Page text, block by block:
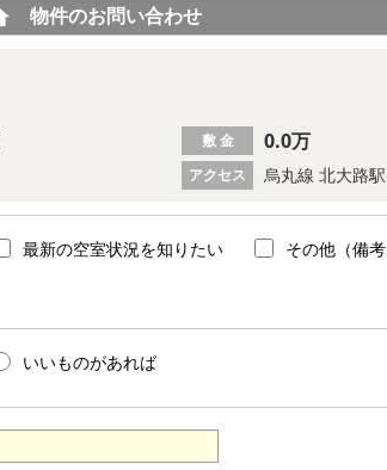
物件のお問い合わせ
アクセス 烏丸線 北大路
敷 金 0.0万
最新の空室状況を知りたい その他（備
いいものがあれば